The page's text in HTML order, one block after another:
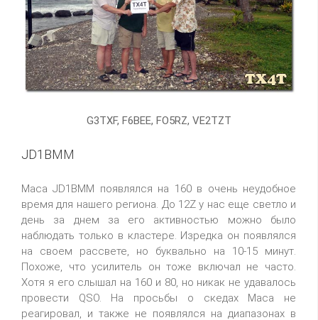
G3TXF, F6BEE, FO5RZ, VE2TZT
JD1BMM
Маса JD1BMM появлялся на 160 в очень неудобное
время для нашего региона. До 12Z у нас еще светло и
день за днем за его активностью можно было
наблюдать только в кластере. Изредка он появлялся
на своем рассвете, но буквально на 10-15 минут.
Похоже, что усилитель он тоже включал не часто.
Хотя я его слышал на 160 и 80, но никак не удавалось
провести QSO. На просьбы о скедах Маса не
реагировал, и также не появлялся на диапазонах в